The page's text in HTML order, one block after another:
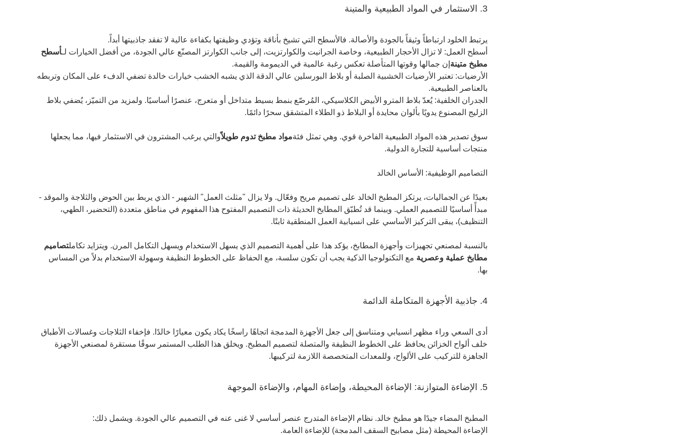
3. الاستثمار في المواد الطبيعية والمتينة
يرتبط الخلود ارتباطاً وثيقاً بالجودة والأصالة. فالأسطح التي تشيخ بأناقة وتؤدي وظيفتها بكفاءة عالية لا تفقد جاذبيتها أبداً.
أسطح العمل: لا تزال الأحجار الطبيعية، وخاصة الجرانيت والكوارتزيت، إلى جانب الكوارتز المصنّع عالي الجودة، من أفضل الخيارات لـأسطح
مطبخ متينة إن جمالها وقوتها المتأصلة تعكس رغبة عالمية في الديمومة والقيمة.
الأرضيات: تعتبر الأرضيات الخشبية الصلبة أو بلاط البورسلين عالي الدقة الذي يشبه الخشب خيارات خالدة تضفي الدفء على المكان وتربطه
بالعناصر الطبيعية.
الجدران الخلفية: يُعدّ بلاط المترو الأبيض الكلاسيكي، المُرصّع بنمط بسيط متداخل أو متعرج، عنصرًا أساسيًا. ولمزيد من التميّز، يُضفي بلاط
الزليج المصنوع يدويًا بألوان محايدة أو البلاط ذو الطلاء المتشقق سحرًا دائمًا.
سوق تصدير هذه المواد الطبيعية الفاخرة قوي. وهي تمثل فئةمواد مطبخ تدوم طويلاًوالتي يرغب المشترون في الاستثمار فيها، مما يجعلها
منتجات أساسية للتجارة الدولية.
التصاميم الوظيفية: الأساس الخالد
بعيدًا عن الجماليات، يرتكز المطبخ الخالد على تصميم مريح وفعّال. ولا يزال "مثلث العمل" الشهير - الذي يربط بين الحوض والثلاجة والموقد -
مبدأً أساسيًا للتصميم العملي. وبينما قد تُطبّق المطابخ الحديثة ذات التصميم المفتوح هذا المفهوم في مناطق متعددة (التحضير، الطهي،
التنظيف)، يبقى التركيز الأساسي على انسيابية العمل المنطقية ثابتًا.
بالنسبة لمصنعي تجهيزات وأجهزة المطابخ، يؤكد هذا على أهمية التصميم الذي يسهل الاستخدام ويسهل التكامل المرن. ويتزايد تكاملتصاميم
مطابخ عملية وعصرية مع التكنولوجيا الذكية يجب أن تكون سلسة، مع الحفاظ على الخطوط النظيفة وسهولة الاستخدام بدلاً من المساس
بها.
4. جاذبية الأجهزة المتكاملة الدائمة
أدى السعي وراء مظهر انسيابي ومتناسق إلى جعل الأجهزة المدمجة اتجاهًا راسخًا يكاد يكون معيارًا خالدًا. فإخفاء الثلاجات وغسالات الأطباق
خلف ألواح الخزائن يحافظ على الخطوط النظيفة والمتصلة لتصميم المطبخ. ويخلق هذا الطلب المستمر سوقًا مستقرة لمصنعي الأجهزة
الجاهزة للتركيب على الألواح، وللمعدات المتخصصة اللازمة لتركيبها.
5. الإضاءة المتوازنة: الإضاءة المحيطة، وإضاءة المهام، والإضاءة الموجهة
المطبخ المضاء جيدًا هو مطبخ خالد. نظام الإضاءة المتدرج عنصر أساسي لا غنى عنه في التصميم عالي الجودة. ويشمل ذلك:
الإضاءة المحيطة (مثل مصابيح السقف المدمجة) للإضاءة العامة.